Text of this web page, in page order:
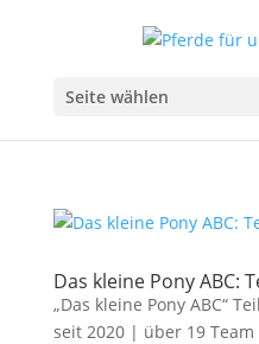
Seite wählen
Das kleine Pony ABC:
„Das kleine Pony ABC“
seit 2020 | über 19